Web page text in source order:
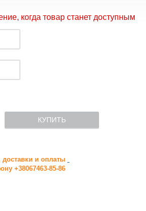
когда товар станет доступным
КУПИТЬ
и оплаты
+38067463-85-86